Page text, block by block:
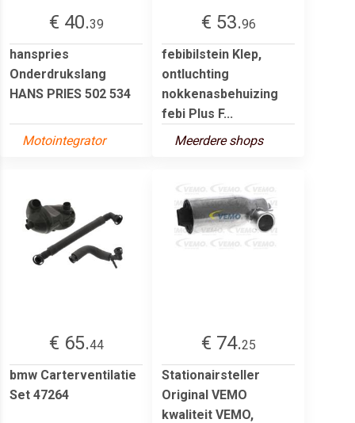
€ 40.39
hanspries
Onderdrukslang
HANS PRIES 502 534
Motointegrator
€ 53.96
febibilstein Klep,
ontluchting
nokkenasbehuizing
febi Plus F...
Meerdere shops
€ 65.44
bmw Carterventilatie
Set 47264
€ 74.25
Stationairsteller
Original VEMO
kwaliteit VEMO,